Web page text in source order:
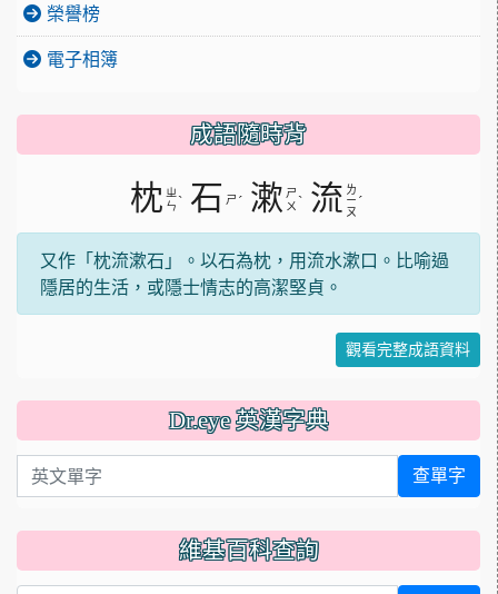
榮譽榜
電子相簿
成語隨時背
枕 ㄓ
ㄣ ˋ 石 ㄕ ˊ 漱 ㄕ
ㄨ ˋ 流 ㄌ
ㄧ
ㄡ
ˊ
又作「枕流漱石」。以石為枕，用流水漱口。比喻過
隱居的生活，或隱士情志的高潔堅貞。
觀看完整成語資料
Dr.eye 英漢字典
英文單字 查單字
維基百科查詢